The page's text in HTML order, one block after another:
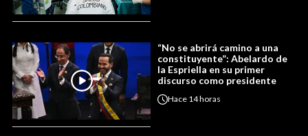
“No se abrirá camino a una
constituyente”: Abelardo de
la Espriella en su primer
discurso como presidente
Hace 14 horas